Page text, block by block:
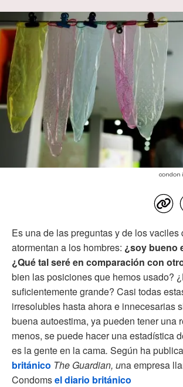
condon
Es una de las preguntas y de los vaciles
atormentan a los hombres: ¿soy bueno
¿Qué tal seré en comparación con
bien las posiciones que hemos usado?
suficientemente grande? Casi todas
irresolubles hasta ahora e innecesarias
buena autoestima, ya pueden tener una
menos, se puede hacer una estadística
es la gente en la cama. Según ha
británico The Guardian, una empresa
Condomsel diario británico